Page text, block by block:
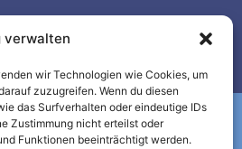
verwalten
wir Technologien wie Cookies, um
zuzugreifen. Wenn du diesen
das Surfverhalten oder eindeutige IDs
Zustimmung nicht erteilst oder
Funktionen beeinträchtigt werden.